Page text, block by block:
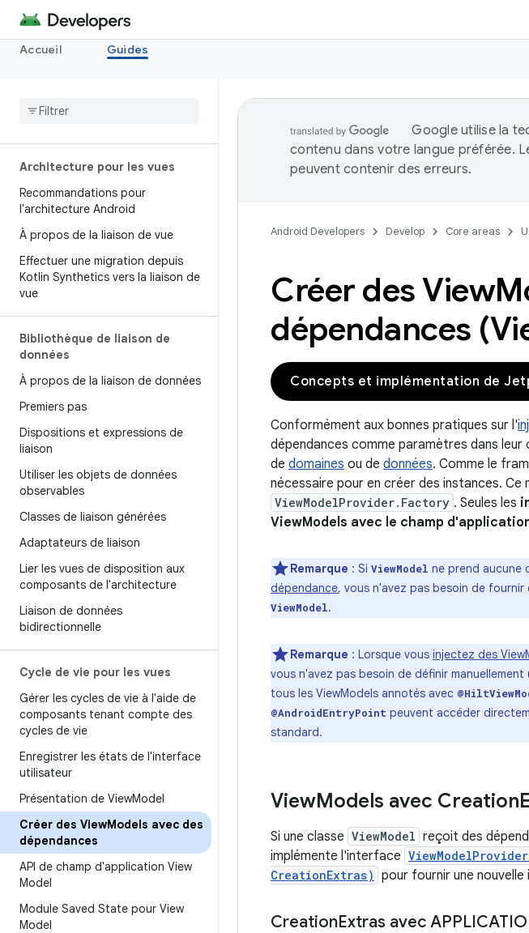
Accueil Guides
Architecture pour les vues
Recommandations pour
l'architecture Android
À propos de la liaison de vue
Effectuer une migration depuis
Kotlin Synthetics vers la liaison de
vue
Bibliothèque de liaison de
données
À propos de la liaison de données
Premiers pas
Dispositions et expressions de
liaison
Utiliser les objets de données
observables
Classes de liaison générées
Adaptateurs de liaison
Lier les vues de disposition aux
composants de l'architecture
Liaison de données
bidirectionnelle
Cycle de vie pour les vues
Gérer les cycles de vie à l'aide de
composants tenant compte des
cycles de vie
Enregistrer les états de l'interface
utilisateur
Présentation de ViewModel
Créer des ViewModels avec des
dépendances
API de champ d'application View
Model
Module Saved State pour View
Model
Google utilise la
contenu dans votre langue préférée.
peuvent contenir des erreurs.
Android Developers Develop Core areas UI
Créer des View
dépendances
Concepts et implémentation de
Conformément aux bonnes pratiques sur l'
dépendances comme paramètres dans
de domaines ou de données. Comme le
nécessaire pour en créer des instances.
ViewModelProvider.Factory . Seules les
ViewModels avec le champ
Remarque : Si ViewModel ne prend aucune
dépendance, vous n'avez pas besoin de
ViewModel.
Remarque : Lorsque vous injectez des
vous n'avez pas besoin de définir
tous les ViewModels annotés avec
@AndroidEntryPoint peuvent accéder
standard.
ViewModels avec Creation
Si une classe ViewModel reçoit des
implémente l'interface
CreationExtras) pour fournir une
CreationExtras avec